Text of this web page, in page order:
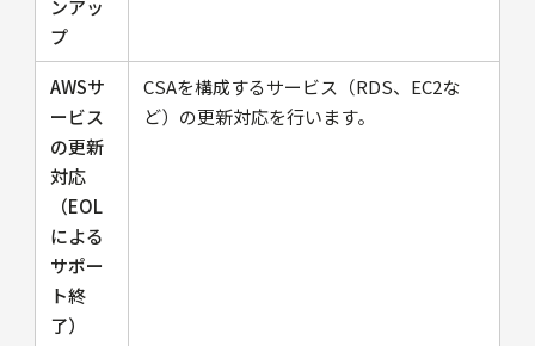
ンアッ
プ
AWSサ
ービス
の更新
対応
（EOL
による
サポー
ト終
了）
CSAを構成するサービス（RDS、EC2な
ど）の更新対応を行います。